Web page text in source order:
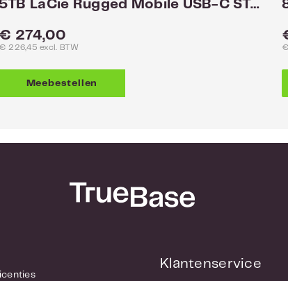
5TB LaCie Rugged Mobile USB-C STFR5000800
Normale prijs:
€ 274,00
€ 226,45 excl. BTW
Meebestellen
licenties
Klantenservice